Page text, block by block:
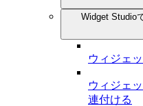
Widget Studio
ウィジェ
ウィジェ
連付ける